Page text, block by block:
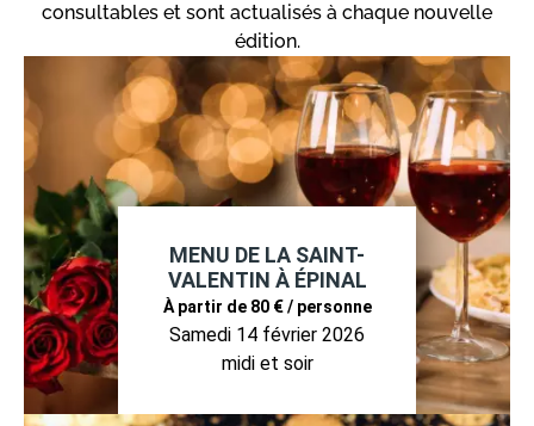
consultables et sont actualisés à chaque nouvelle
édition.
MENU DE LA SAINT-
VALENTIN À ÉPINAL
À partir de 80 € / personne
Samedi 14 février 2026
midi et soir